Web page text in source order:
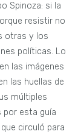
Spinoza: si la
resistir no
otras y los
políticas. Lo
las imágenes
las huellas de
múltiples
por esta guía
circuló para